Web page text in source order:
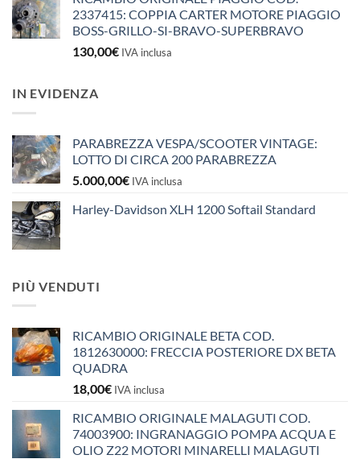
2337415: COPPIA CARTER MOTORE PIAGGIO
BOSS-GRILLO-SI-BRAVO-SUPERBRAVO
130,00€ IVA inclusa
IN EVIDENZA
PARABREZZA VESPA/SCOOTER VINTAGE:
LOTTO DI CIRCA 200 PARABREZZA
5.000,00€ IVA inclusa
Harley-Davidson XLH 1200 Softail Standard
PIÙ VENDUTI
RICAMBIO ORIGINALE BETA COD.
1812630000: FRECCIA POSTERIORE DX BETA
QUADRA
18,00€ IVA inclusa
RICAMBIO ORIGINALE MALAGUTI COD.
74003900: INGRANAGGIO POMPA ACQUA E
OLIO Z22 MOTORI MINARELLI MALAGUTI